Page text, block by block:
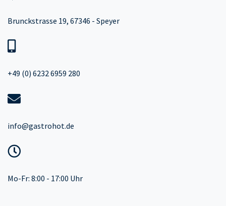
Brunckstrasse 19, 67346 - Speyer
+49 (0) 6232 6959 280
info@gastrohot.de
Mo-Fr: 8:00 - 17:00 Uhr